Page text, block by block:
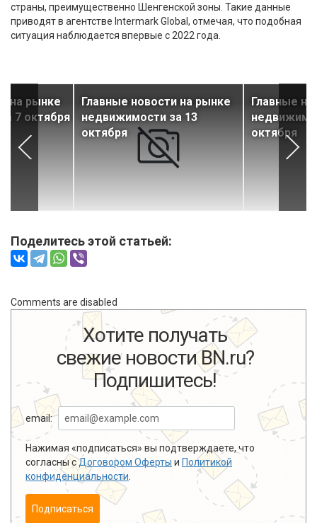
страны, преимущественно Шенгенской зоны. Такие данные
приводят в агентстве Intermark Global, отмечая, что подобная
ситуация наблюдается впервые с 2022 года.
на рынке
7 октября
Главные новости на рынке
недвижимости за 13
октября
Главные
октября
Поделитесь этой статьей:
Comments are disabled
Хотите получать
свежие новости BN.ru?
Подпишитесь!
email:
Нажимая «подписаться» вы подтверждаете, что
согласны сДоговором Оферты и Политикой
конфиденциальности
Подписаться